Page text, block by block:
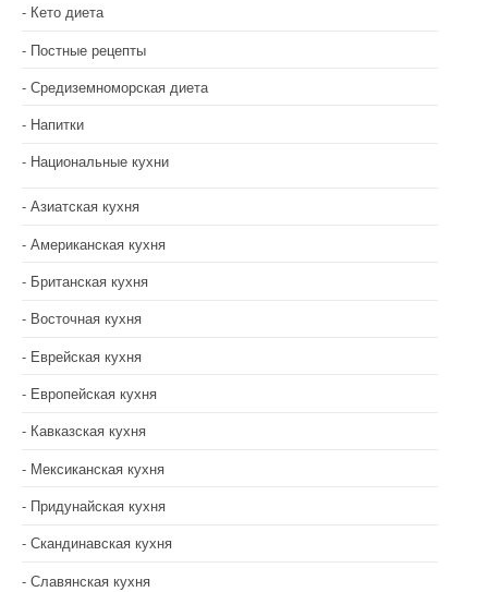
Кето диета
Постные рецепты
Средиземноморская диета
Напитки
Национальные кухни
Азиатская кухня
Американская кухня
Британская кухня
Восточная кухня
Еврейская кухня
Европейская кухня
Кавказская кухня
Мексиканская кухня
Придунайская кухня
Скандинавская кухня
Славянская кухня